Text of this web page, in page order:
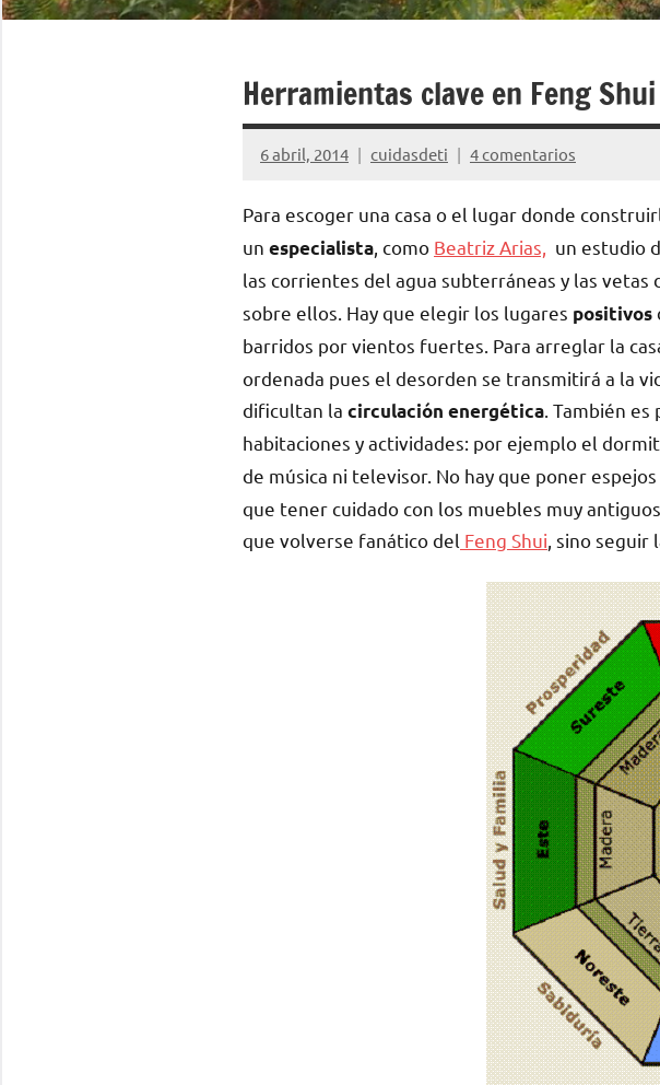
Herramientas clave en Feng Shui
6 abril, 2014 cuidasdeti 4 comentarios
Para escoger una casa o el lugar donde
un especialista, como Beatriz Arias, un estudio
las corrientes del agua subterráneas y las vetas
sobre ellos. Hay que elegir los lugares positivos
barridos por vientos fuertes. Para arreglar la
ordenada pues el desorden se transmitirá a la
dificultan la circulación energética. También
habitaciones y actividades: por ejemplo el
de música ni televisor. No hay que poner
que tener cuidado con los muebles muy
que volverse fanático del Feng Shui, sino seguir